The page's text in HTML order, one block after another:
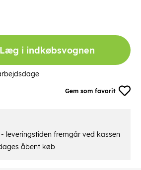
Gem som favorit
Læg i indkøbsvognen
leveringstiden fremgår ved kassen
åbent køb